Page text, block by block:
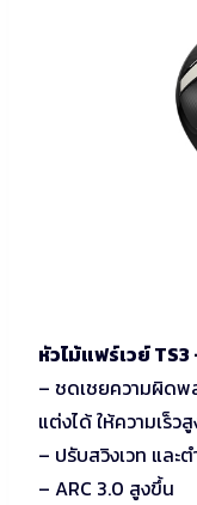
หัวไม้แฟร์เวย์
– ชดเชยความผิดพ
แต่งได้ ให้ความเร็ว
– ปรับสวิงเวท และ
– ARC 3.0 สูงขึ้น